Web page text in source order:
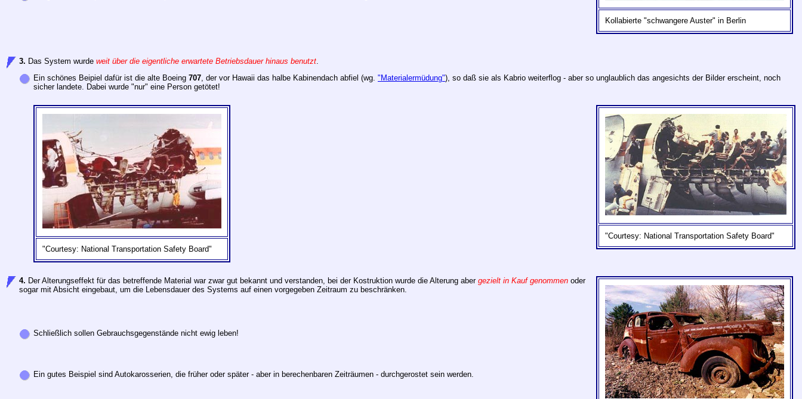
Kollabierte "schwangere Auster" in Berlin
3. Das System wurde weit über die eigentliche erwartete Betriebsdauer hinaus benutzt.
Ein schönes Beipiel dafür ist die alte Boeing 707, der vor Hawaii das halbe Kabinendach abfiel (wg. "Materialermüdung"), so daß sie als Kabrio weiterflog - aber so unglaublich das angesichts der Bilder erscheint, noch
sicher landete. Dabei wurde "nur" eine Person getötet!
"Courtesy: National Transportation Safety Board"
"Courtesy: National Transportation Safety Board"
4. Der Alterungseffekt für das betreffende Material war zwar gut bekannt und verstanden, bei der Kostruktion wurde die Alterung aber gezielt in Kauf genommen oder
sogar mit Absicht eingebaut, um die Lebensdauer des Systems auf einen vorgegeben Zeitraum zu beschränken.
Schließlich sollen Gebrauchsgegenstände nicht ewig leben!
Ein gutes Beispiel sind Autokarosserien, die früher oder später - aber in berechenbaren Zeiträumen - durchgerostet sein werden.